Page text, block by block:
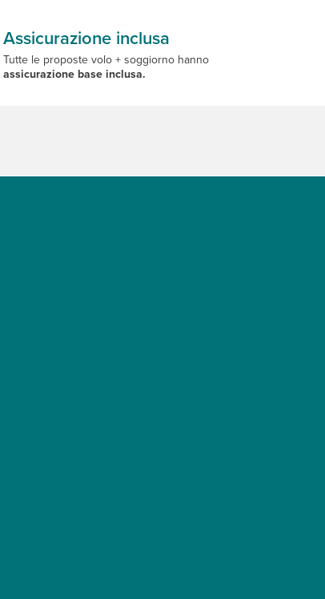
Assicurazione inclusa
Tutte le proposte volo + soggiorno hanno
assicurazione base inclusa.